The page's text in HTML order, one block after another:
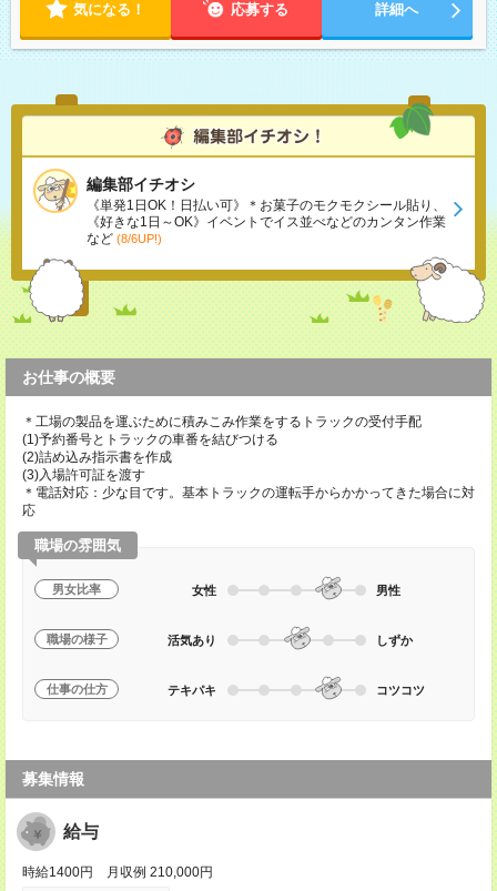
気になる！ 応募する 詳細へ
編集部イチオシ
《単発1日OK！日払い可》＊お菓子のモクモクシール貼り、
《好きな1日～OK》イベントでイス並べなどのカンタン作業
など (8/6UP!)
お仕事の概要
＊工場の製品を運ぶために積みこみ作業をするトラックの受付手配
(1)予約番号とトラックの車番を結びつける
(2)詰め込み指示書を作成
(3)入場許可証を渡す
＊電話対応：少な目です。基本トラックの運転手からかかってきた場合に対
応
職場の雰囲気
男女比率 女性 男性
職場の様子 活気あり しずか
仕事の仕方 テキパキ コツコツ
募集情報
給与
時給1400円 月収例 210,000円